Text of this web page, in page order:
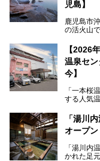
「自噴混
べく宿泊
レポート
また、気
併せて解
迫ります
児島】
鹿児島市
の活火山
ートホテ
呂でしょ
ファンを
今回筆者
食事やア
【2026
温泉セ
今】
「一本桜
する人気
営業なの
抜群！
かし建物
は約2年
「湯川
オープン
「湯川内
かれた足